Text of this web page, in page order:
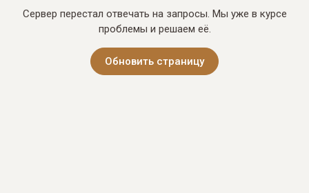
Сервер перестал отвечать на запросы. Мы уже в курсе
проблемы и решаем её.
Обновить страницу